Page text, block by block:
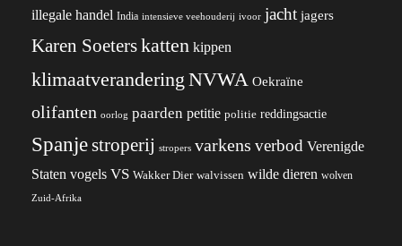
illegale handel India intensieve veehouderij ivoor jacht jagers
Karen Soeterskatten kippen
klimaatverandering NVWA Oekraïne
olifanten oorlog paarden petitie politie reddingsactie
Spanjestroperij stropers varkens verbod Verenigde
Staten vogels VS Wakker Dier walvissen wilde dieren wolven
Zuid-Afrika